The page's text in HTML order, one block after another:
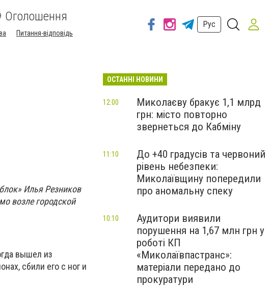
Оголошення
Питання-відповідь
Рус
Илья Резников
возле городской
вышел из
сбили его с ног и
ОСТАННІ НОВИНИ
Миколаєву бракує 1,1 млрд
грн: місто повторно
звернеться до Кабміну
12:00
До +40 градусів та червоний
рівень небезпеки:
Миколаївщину попередили
про аномальну спеку
11:10
Аудитори виявили
порушення на 1,67 млн грн у
роботі КП
«Миколаївпастранс»:
матеріали передано до
прокуратури
10:10